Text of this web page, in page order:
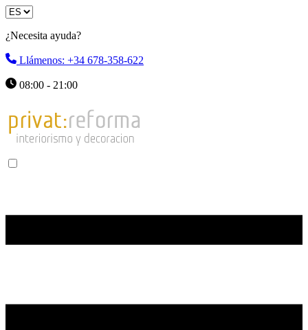
¿Necesita ayuda?
Llámenos: +34 678-358-622
08:00 - 21:00